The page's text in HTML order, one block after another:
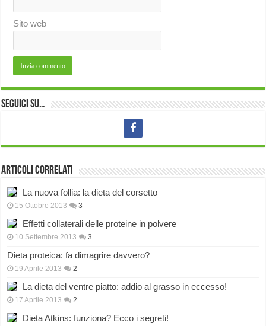
Sito web
Seguici su…
Articoli correlati
La nuova follia: la dieta del corsetto
15 Ottobre 2013 3
Effetti collaterali delle proteine in polvere
10 Settembre 2013 3
Dieta proteica: fa dimagrire davvero?
19 Aprile 2013 2
La dieta del ventre piatto: addio al grasso in eccesso!
17 Aprile 2013 2
Dieta Atkins: funziona? Ecco i segreti!